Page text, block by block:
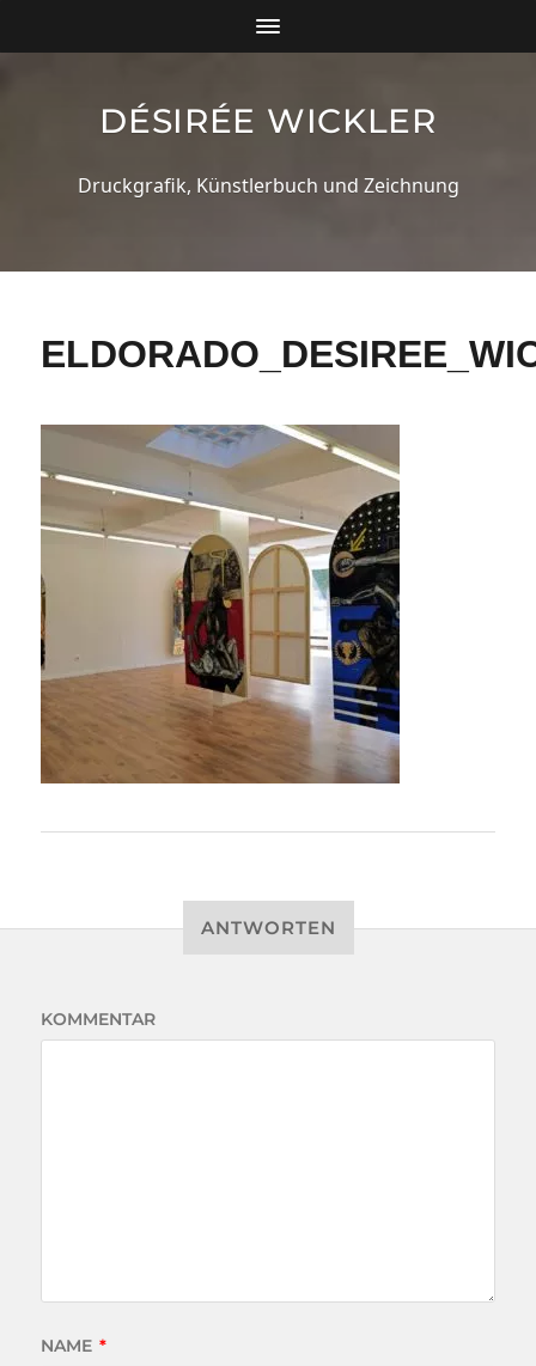
DÉSIRÉE WICKLER
Druckgrafik, Künstlerbuch und Zeichnung
ANTWORTEN
KOMMENTAR
NAME *